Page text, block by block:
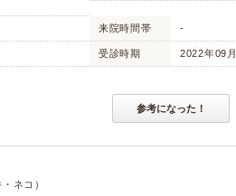
来院時間帯 -
受診時期 2022年09月
参考になった！
ネコ）